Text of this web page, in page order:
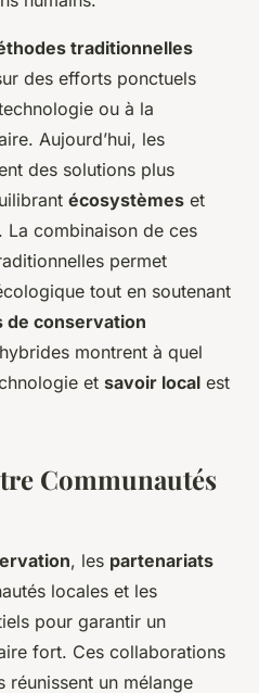
traditionnelles
des efforts ponctuels
ou à la
Aujourd’hui, les
des solutions plus
écosystèmes et
. La combinaison de ces
permet
tout en soutenant
de conservation
montrent à quel
et savoir local est
Communautés
, les partenariats
locales et les
pour garantir un
fort. Ces collaborations
réunissent un mélange